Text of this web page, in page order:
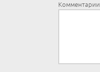
Комментарии